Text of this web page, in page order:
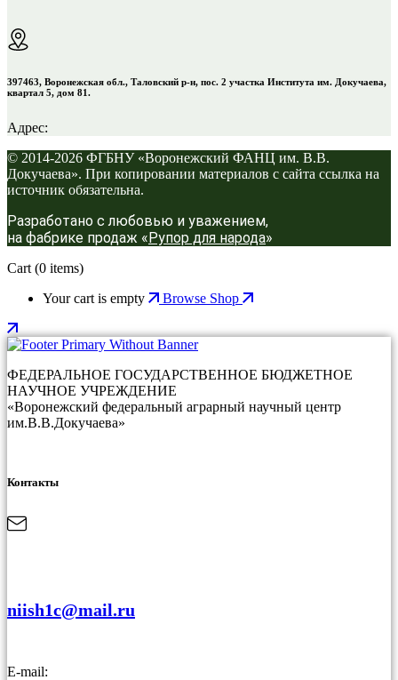
397463, Воронежская обл., Таловский р-н, пос. 2 участка Института им. Докучаева,
квартал 5, дом 81.
Адрес:
© 2014-2026 ФГБНУ «Воронежский ФАНЦ им. В.В.
Докучаева». При копировании материалов с сайта ссылка на
источник обязательна.
Разработано с любовью и уважением,
на фабрике продаж «Рупор для народа»
Cart (0 items)
Your cart is empty
Browse Shop
ФЕДЕРАЛЬНОЕ ГОСУДАРСТВЕННОЕ БЮДЖЕТНОЕ
НАУЧНОЕ УЧРЕЖДЕНИЕ
«Воронежский федеральный аграрный научный центр
им.В.В.Докучаева»
Контакты
niish1c@mail.ru
E-mail: